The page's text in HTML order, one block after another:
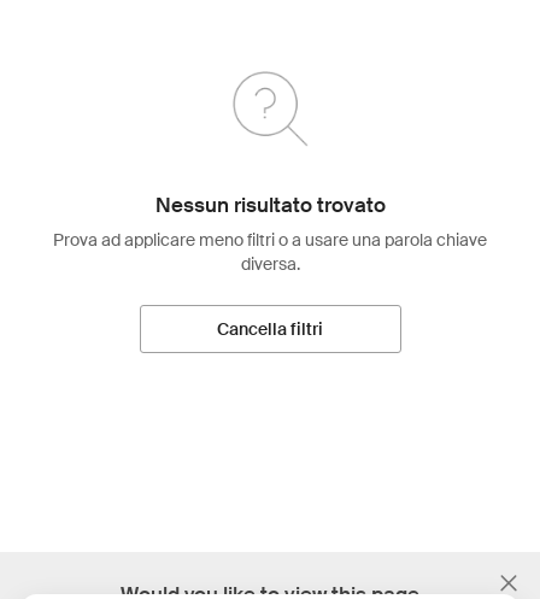
Nessun risultato trovato
Prova ad applicare meno filtri o a usare una parola chiave
diversa.
Cancella filtri